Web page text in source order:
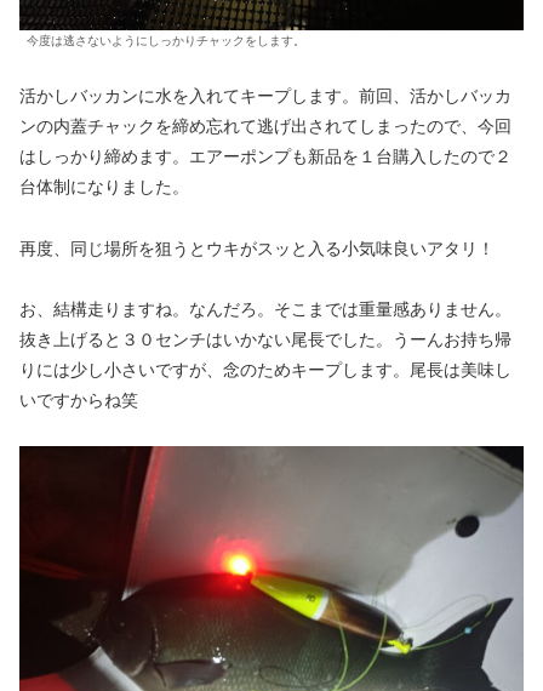
今度は逃さないようにしっかりチャックをします。
活かしバッカンに水を入れてキープします。前回、活かしバッカ
ンの内蓋チャックを締め忘れて逃げ出されてしまったので、今回
はしっかり締めます。エアーポンプも新品を１台購入したので２
台体制になりました。
再度、同じ場所を狙うとウキがスッと入る小気味良いアタリ！
お、結構走りますね。なんだろ。そこまでは重量感ありません。
抜き上げると３０センチはいかない尾長でした。うーんお持ち帰
りには少し小さいですが、念のためキープします。尾長は美味し
いですからね笑